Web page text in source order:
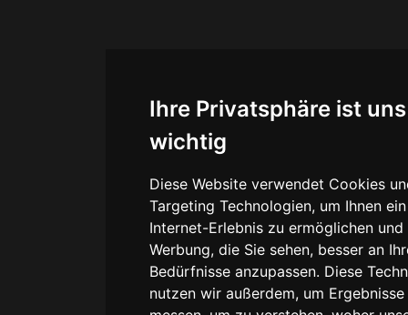
Ihre Privatsphäre ist uns
wichtig
Diese Website verwendet Cookies
Targeting Technologien, um Ihnen
Internet-Erlebnis zu ermöglichen und
Werbung, die Sie sehen, besser an
Bedürfnisse anzupassen. Diese
nutzen wir außerdem, um